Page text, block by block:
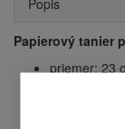
Popis
Papierový tanier
priemer: 23